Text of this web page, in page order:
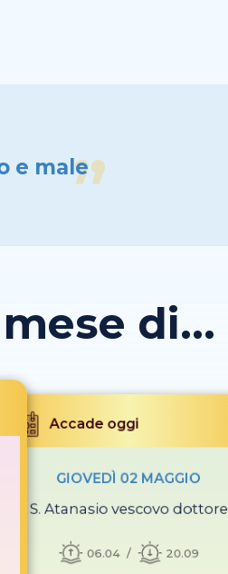
e male
di...
Accade oggi
GIOVEDÌ 02 MAGGIO
S. Atanasio vescovo dottore
06.04 20.09